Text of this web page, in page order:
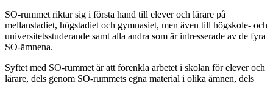
SO-rummet riktar sig i första hand till elever och lärare på
mellanstadiet, högstadiet och gymnasiet, men även till högskole- och
universitetsstuderande samt alla andra som är intresserade av de fyra
SO-ämnena.
Syftet med SO-rummet är att förenkla arbetet i skolan för elever och
lärare, dels genom SO-rummets egna material i olika ämnen, dels